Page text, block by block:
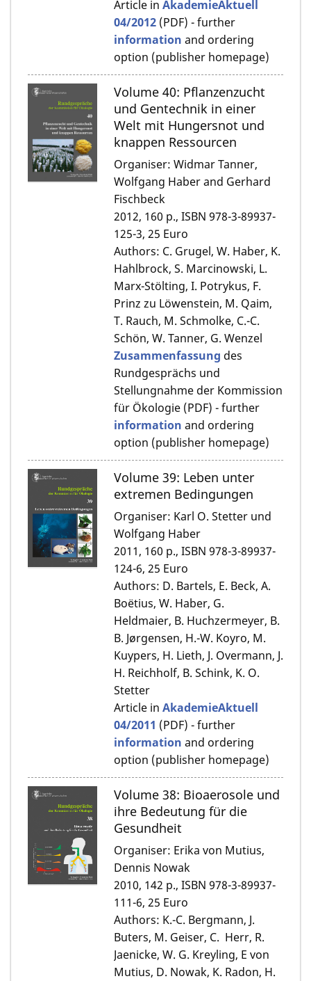
Article in AkademieAktuell
04/2012 (PDF) - further
information and ordering
option (publisher homepage)
Volume 40: Pflanzenzucht
und Gentechnik in einer
Welt mit Hungersnot und
knappen Ressourcen
Organiser: Widmar Tanner,
Wolfgang Haber and Gerhard
Fischbeck
2012, 160 p., ISBN 978-3-89937-
125-3, 25 Euro
Authors: C. Grugel, W. Haber, K.
Hahlbrock, S. Marcinowski, L.
Marx-Stölting, I. Potrykus, F.
Prinz zu Löwenstein, M. Qaim,
T. Rauch, M. Schmolke, C.-C.
Schön, W. Tanner, G. Wenzel
Zusammenfassung des
Rundgesprächs und
Stellungnahme der Kommission
für Ökologie (PDF) - further
information and ordering
option (publisher homepage)
Volume 39: Leben unter
extremen Bedingungen
Organiser: Karl O. Stetter und
Wolfgang Haber
2011, 160 p., ISBN 978-3-89937-
124-6, 25 Euro
Authors: D. Bartels, E. Beck, A.
Boëtius, W. Haber, G.
Heldmaier, B. Huchzermeyer, B.
B. Jørgensen, H.-W. Koyro, M.
Kuypers, H. Lieth, J. Overmann, J.
H. Reichholf, B. Schink, K. O.
Stetter
Article in AkademieAktuell
04/2011 (PDF) - further
information and ordering
option (publisher homepage)
Volume 38: Bioaerosole und
ihre Bedeutung für die
Gesundheit
Organiser: Erika von Mutius,
Dennis Nowak
2010, 142 p., ISBN 978-3-89937-
111-6, 25 Euro
Authors: K.-C. Bergmann, J.
Buters, M. Geiser, C. Herr, R.
Jaenicke, W. G. Kreyling, E von
Mutius, D. Nowak, K. Radon, H.